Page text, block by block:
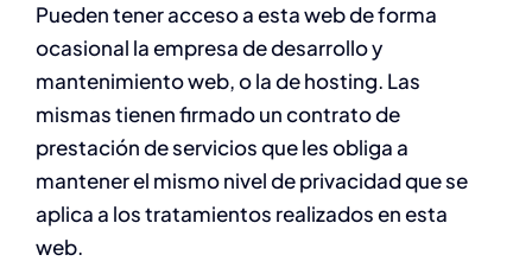
Pueden tener acceso a esta web de forma
ocasional la empresa de desarrollo y
mantenimiento web, o la de hosting. Las
mismas tienen firmado un contrato de
prestación de servicios que les obliga a
mantener el mismo nivel de privacidad que se
aplica a los tratamientos realizados en esta
web.